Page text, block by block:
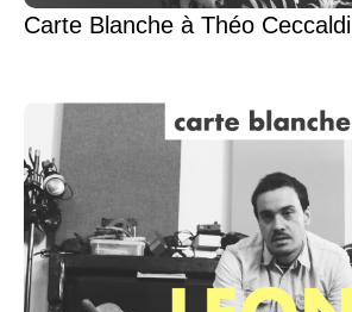
Carte Blanche à Théo Ceccaldi